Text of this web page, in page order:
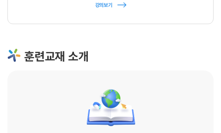
강의보기
훈련교재 소개